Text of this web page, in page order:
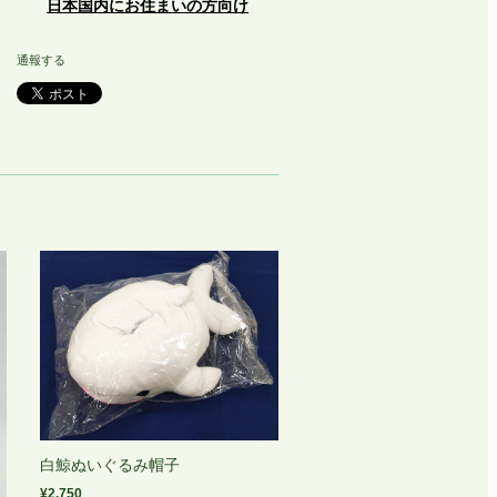
日本国内にお住まいの方向け
通報する
白鯨ぬいぐるみ帽子
¥2,750